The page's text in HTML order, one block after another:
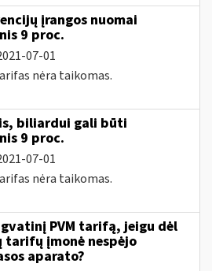
įrangos nuomai
9 proc.
07-01
nėra taikomas.
biliardui gali būti
9 proc.
07-01
nėra taikomas.
PVM tarifą, jeigu dėl
įmonė nespėjo
aparato?